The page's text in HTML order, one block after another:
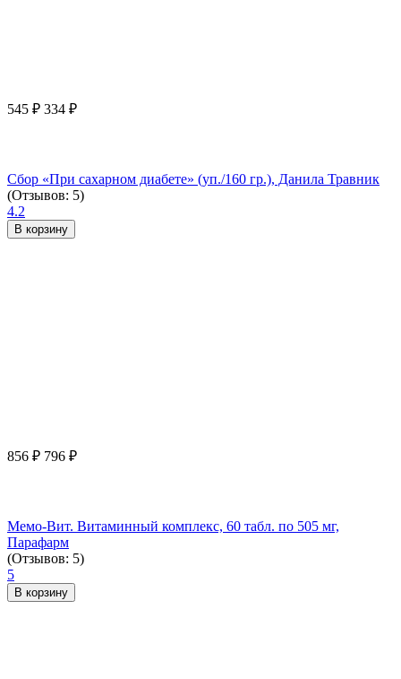
545 ₽ 334 ₽
Сбор «При сахарном диабете» (уп./160 гр.), Данила Травник
(Отзывов: 5)
4.2
В корзину
856 ₽ 796 ₽
Мемо-Вит. Витаминный комплекс, 60 табл. по 505 мг,
Парафарм
(Отзывов: 5)
5
В корзину